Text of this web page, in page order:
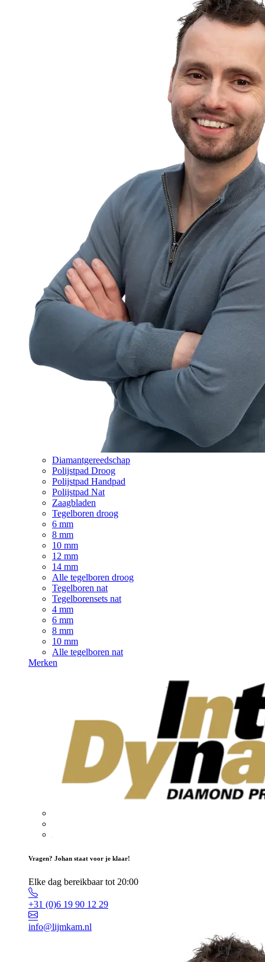
Diamantgereedschap
Polijstpad Droog
Polijstpad Handpad
Polijstpad Nat
Zaagbladen
Tegelboren droog
6 mm
8 mm
10 mm
12 mm
14 mm
Alle tegelboren droog
Tegelboren nat
Tegelborensets nat
4 mm
6 mm
8 mm
10 mm
Alle tegelboren nat
Merken
Vragen? Johan staat voor je klaar!
Elke dag bereikbaar tot 20:00
+31 (0)6 19 90 12 29
info@lijmkam.nl